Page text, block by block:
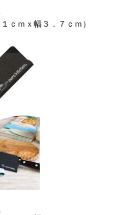
ｃｍｘ幅３．７ｃｍ）